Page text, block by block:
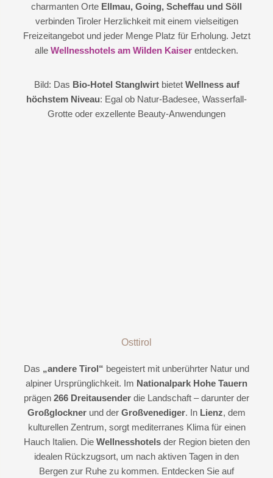
charmanten Orte Ellmau, Going, Scheffau und Söll
verbinden Tiroler Herzlichkeit mit einem vielseitigen
Freizeitangebot und jeder Menge Platz für Erholung. Jetzt
alle Wellnesshotels am Wilden Kaiser entdecken.
Bild: Das Bio-Hotel Stanglwirtbietet Wellness auf
höchstem Niveau: Egal ob Natur-Badesee, Wasserfall-
Grotte oder exzellente Beauty-Anwendungen
Osttirol
Das „andere Tirol“ begeistert mit unberührter Natur und
alpiner Ursprünglichkeit. Im Nationalpark Hohe Tauern
prägen 266 Dreitausender die Landschaft – darunter der
Großglockner und der Großvenediger. In Lienz, dem
kulturellen Zentrum, sorgt mediterranes Klima für einen
Hauch Italien. Die Wellnesshotelsder Region bieten den
idealen Rückzugsort, um nach aktiven Tagen in den
Bergen zur Ruhe zu kommen. Entdecken Sie auf